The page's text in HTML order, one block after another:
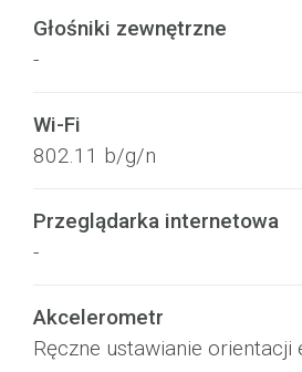
Głośniki zewnętrzne
-
Wi-Fi
802.11 b/g/n
Przeglądarka internetowa
-
Akcelerometr
Ręczne ustawianie orientacji